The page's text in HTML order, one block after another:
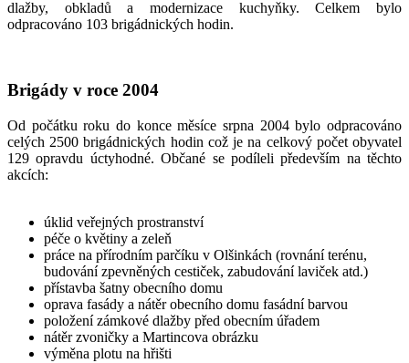
dlažby, obkladů a modernizace kuchyňky. Celkem bylo
odpracováno 103 brigádnických hodin.
Brigády v roce 2004
Od počátku roku do konce měsíce srpna 2004 bylo odpracováno
celých 2500 brigádnických hodin což je na celkový počet obyvatel
129 opravdu úctyhodné. Občané se podíleli především na těchto
akcích:
úklid veřejných prostranství
péče o květiny a zeleň
práce na přírodním parčíku v Olšinkách (rovnání terénu,
budování zpevněných cestiček, zabudování laviček atd.)
přístavba šatny obecního domu
oprava fasády a nátěr obecního domu fasádní barvou
položení zámkové dlažby před obecním úřadem
nátěr zvoničky a Martincova obrázku
výměna plotu na hřišti